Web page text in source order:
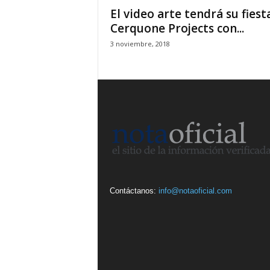
El video arte tendrá su
Cerquone Projects con...
3 noviembre, 2018
Contáctanos: info@notaoficial.com